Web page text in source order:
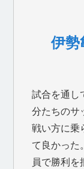
伊勢
試合を通し
分たちのサ
戦い方に乗
て良かった
員で勝利を